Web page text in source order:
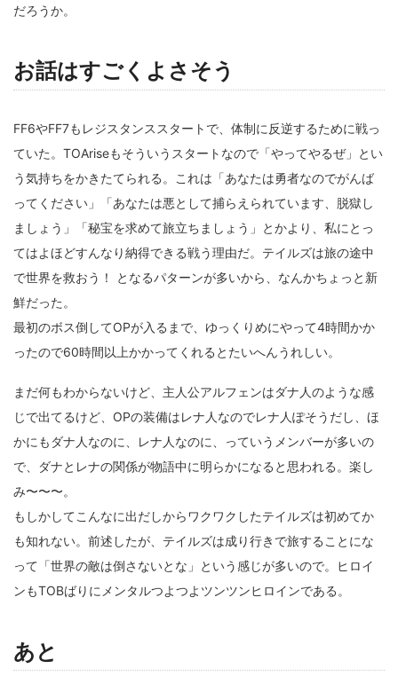
だろうか。
お話はすごくよさそう
FF6やFF7もレジスタンススタートで、体制に反逆するために戦っ
ていた。TOAriseもそういうスタートなので「やってやるぜ」とい
う気持ちをかきたてられる。これは「あなたは勇者なのでがんば
ってください」「あなたは悪として捕らえられています、脱獄し
ましょう」「秘宝を求めて旅立ちましょう」とかより、私にとっ
てはよほどすんなり納得できる戦う理由だ。テイルズは旅の途中
で世界を救おう！ となるパターンが多いから、なんかちょっと新
鮮だった。
最初のボス倒してOPが入るまで、ゆっくりめにやって4時間かか
ったので60時間以上かかってくれるとたいへんうれしい。
まだ何もわからないけど、主人公アルフェンはダナ人のような感
じで出てるけど、OPの装備はレナ人なのでレナ人ぽそうだし、ほ
かにもダナ人なのに、レナ人なのに、っていうメンバーが多いの
で、ダナとレナの関係が物語中に明らかになると思われる。楽し
み〜〜〜。
もしかしてこんなに出だしからワクワクしたテイルズは初めてか
も知れない。前述したが、テイルズは成り行きで旅することにな
って「世界の敵は倒さないとな」という感じが多いので。ヒロイ
ンもTOBばりにメンタルつよつよツンツンヒロインである。
あと